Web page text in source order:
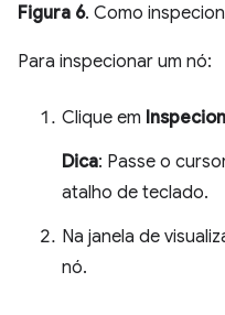
Figura 6. Como
Para inspecionar um nó:
Clique em
Dica: Passe o
atalho de teclado.
Na janela de
nó.